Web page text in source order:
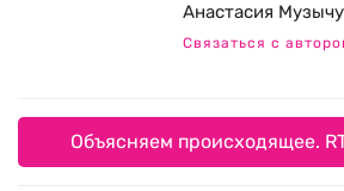
Анастасия
Связаться с
Объясняем происходящее.